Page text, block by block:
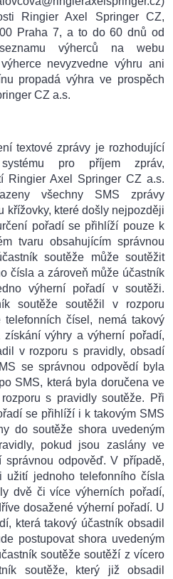
Ringier Axel Springer CZ,
Praha 7, a to do 60 dnů od
výherců na webu
nevyzvedne výhru ani
propadá výhra ve prospěch
CZ a.s.
textové zprávy je rozhodující
pro příjem zpráv,
Ringier Axel Springer CZ a.s.
všechny SMS zprávy
křížovky, které došly nejpozději
pořadí se přihlíží pouze k
tvaru obsahujícím správnou
soutěže může soutěžit
čísla a zároveň může účastník
výherní pořadí v soutěži.
soutěže soutěžil v rozporu
čísel, nemá takový
výhry a výherní pořadí,
v rozporu s pravidly, obsadí
se správnou odpovědí byla
SMS, která byla doručena ve
s pravidly soutěže. Při
se přihlíží i k takovým SMS
do soutěže shora uvedeným
pokud jsou zaslány ve
odpověď. V případě,
užití jednoho telefonního čísla
dvě či více výherních pořadí,
dosažené výherní pořadí. U
která takový účastník obsadil
postupovat shora uvedeným
soutěže soutěží z vícero
soutěže, který již obsadil